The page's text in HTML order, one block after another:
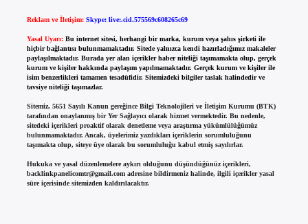
Reklam ve İletişim: Skype: live:.cid.575569c608265c69
Yasal Uyarı: Bu internet sitesi, herhangi bir marka, kurum veya şahıs şirketi ile
hiçbir bağlantısı bulunmamaktadır. Sitede yalnızca kendi hazırladığımız makaleler
paylaşılmaktadır. Burada yer alan içerikler haber niteliği taşımamakta olup, gerçek
kurum ve kişiler hakkında paylaşım yapılmamaktadır. Gerçek kurum ve kişiler ile
isim benzerlikleri tamamen tesadüfidir. Sitemizdeki bilgiler taslak halindedir ve
tavsiye niteliği taşımazlar.
Sitemiz, 5651 Sayılı Kanun gereğince Bilgi Teknolojileri ve İletişim Kurumu (BTK)
tarafından onaylanmış bir Yer Sağlayıcı olarak hizmet vermektedir. Bu nedenle,
sitedeki içerikleri proaktif olarak denetleme veya araştırma yükümlülüğümüz
bulunmamaktadır. Ancak, üyelerimiz yazdıkları içeriklerin sorumluluğunu
taşımakta olup, siteye üye olarak bu sorumluluğu kabul etmiş sayılırlar.
Hukuka ve yasal düzenlemelere aykırı olduğunu düşündüğünüz içerikleri,
backlinkpanelicomtr@gmail.comadresine bildirmeniz halinde, ilgili içerikler yasal
süre içerisinde sitemizden kaldırılacaktır.